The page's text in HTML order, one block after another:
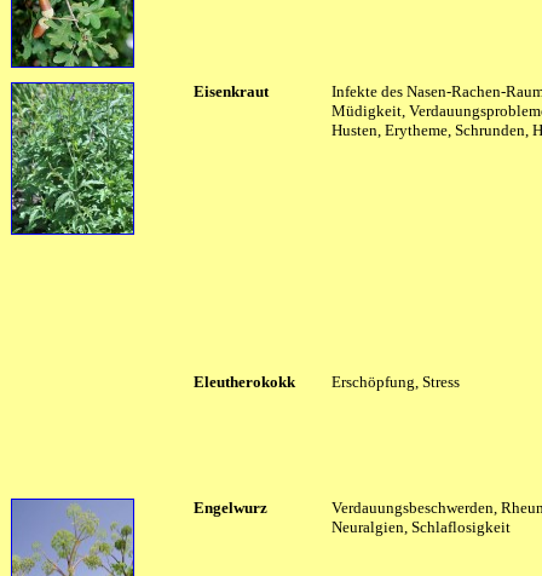
Eisenkraut
Infekte des Nasen-Rachen-
Müdigkeit,
Husten, Erytheme, Schrunden,
Eleutherokokk Erschöpfung, Stress
Engelwurz
Verdauungsbeschwerden,
Neuralgien, Schlaflosigkeit